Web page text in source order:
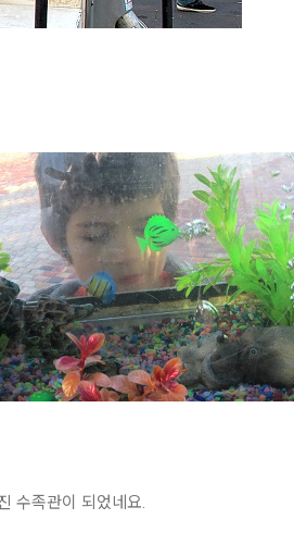
수족관이 되었네요.